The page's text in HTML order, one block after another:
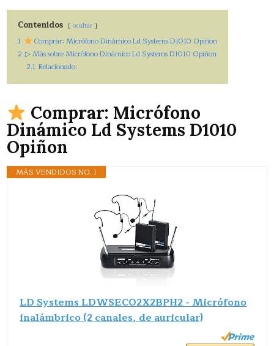
Contenidos ocultar
1
Comprar: Micrófono Dinámico Ld Systems D1010 Opiñon
2 ▷ Más sobre Micrófono Dinámico Ld Systems D1010 Opiñon
2.1 Relacionado:
Comprar: Micrófono
Dinámico Ld Systems D1010
Opiñon
MÁS VENDIDOS NO. 1
LD Systems LDWSECO2X2BPH2 - Micrófono
inalámbrico (2 canales, de auricular)